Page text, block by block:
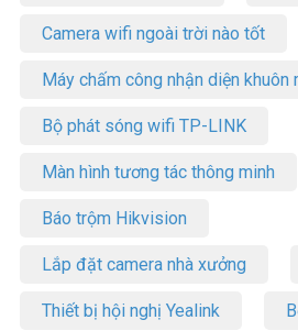
Camera wifi ngoài trời nào tốt
Máy chấm công nhận diện khuôn
Bộ phát sóng wifi TP-LINK
Màn hình tương tác thông minh
Báo trộm Hikvision
Lắp đặt camera nhà xưởng
Thiết bị hội nghị Yealink